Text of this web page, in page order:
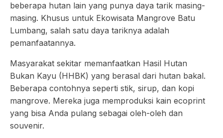
beberapa hutan lain yang punya daya tarik masing-
masing. Khusus untuk Ekowisata Mangrove Batu
Lumbang, salah satu daya tariknya adalah
pemanfaatannya.
Masyarakat sekitar memanfaatkan Hasil Hutan
Bukan Kayu (HHBK) yang berasal dari hutan bakal.
Beberapa contohnya seperti stik, sirup, dan kopi
mangrove. Mereka juga memproduksi kain ecoprint
yang bisa Anda pulang sebagai oleh-oleh dan
souvenir.